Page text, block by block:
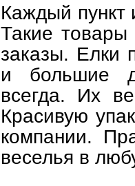
Каждый пункт
Такие товары
заказы. Елки
и большие
всегда. Их
Красивую
компании.
веселья в